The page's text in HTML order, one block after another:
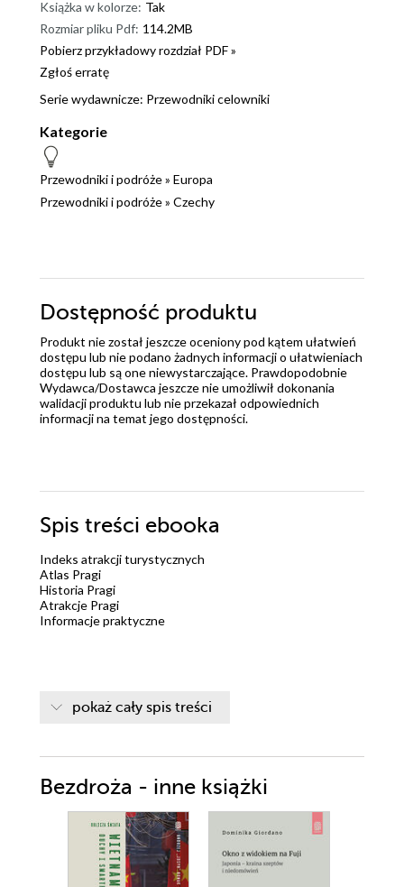
Książka w kolorze: Tak
Rozmiar pliku Pdf: 114.2MB
Pobierz przykładowy rozdział PDF »
Zgłoś erratę
Serie wydawnicze: Przewodniki celowniki
Kategorie
Przewodniki i podróże» Europa
Przewodniki i podróże» Czechy
Dostępność produktu
Produkt nie został jeszcze oceniony pod kątem ułatwień
dostępu lub nie podano żadnych informacji o ułatwieniach
dostępu lub są one niewystarczające. Prawdopodobnie
Wydawca/Dostawca jeszcze nie umożliwił dokonania
walidacji produktu lub nie przekazał odpowiednich
informacji na temat jego dostępności.
Spis treści ebooka
Indeks atrakcji turystycznych
Atlas Pragi
Historia Pragi
Atrakcje Pragi
Informacje praktyczne
pokaż cały spis treści
Bezdroża - inne książki